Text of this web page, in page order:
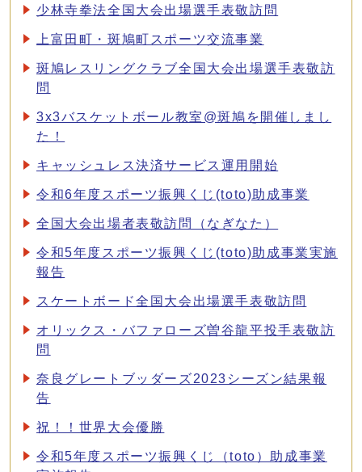
少林寺拳法全国大会出場選手表敬訪問
上富田町・斑鳩町スポーツ交流事業
斑鳩レスリングクラブ全国大会出場選手表敬訪
問
3x3バスケットボール教室@斑鳩を開催しまし
た！
キャッシュレス決済サービス運用開始
令和6年度スポーツ振興くじ(toto)助成事業
全国大会出場者表敬訪問（なぎなた）
令和5年度スポーツ振興くじ(toto)助成事業実施
報告
スケートボード全国大会出場選手表敬訪問
オリックス・バファローズ曽谷龍平投手表敬訪
問
奈良グレートブッダーズ2023シーズン結果報
告
祝！！世界大会優勝
令和5年度スポーツ振興くじ（toto）助成事業